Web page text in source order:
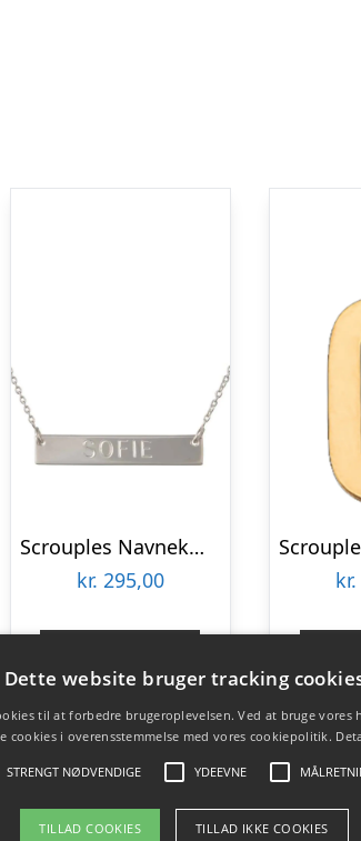
Scrouples Navnekæde sølv
kr. 295,00
Gå til shop
kr.
Gå
Dette website bruger tracking
til at forbedre brugeroplevelsen. Ved at bruge vores
cookies i overensstemmelse med vores cookiepolitik.
STRENGT NØDVENDIGE YDEEVNE
TILLAD COOKIES TILLAD IKKE COOKIES